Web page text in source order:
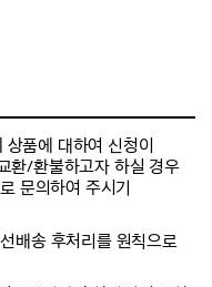
품에 대하여 신청이
환/환불하고자 하실 경우
문의하여 주시기
배송 후처리를 원칙으로